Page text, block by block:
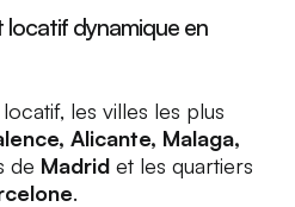
locatif dynamique en
les villes les plus
Alicante, Malaga,
de Madrid et les quartiers
.